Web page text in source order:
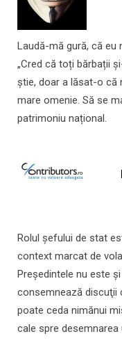
Laudă-mă gură, că eu
„Cred că toți bărbații
știe, doar a lăsat-o că
mare omenie. Să se
patrimoniu național.
Rolul şefului de stat
context marcat de
Preşedintele nu este
consemnează discuţii
poate ceda nimănui
cale spre desemnarea